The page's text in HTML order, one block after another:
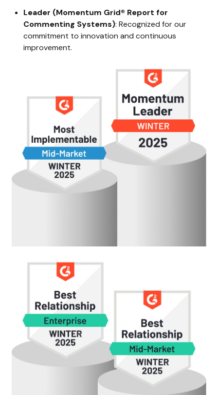
Leader (Momentum Grid® Report for
Commenting Systems): Recognized for our
commitment to innovation and continuous
improvement.